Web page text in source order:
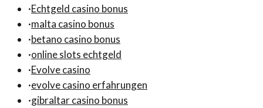
·Echtgeld casino bonus
·malta casino bonus
·betano casino bonus
·online slots echtgeld
·Evolve casino
·evolve casino erfahrungen
·gibraltar casino bonus